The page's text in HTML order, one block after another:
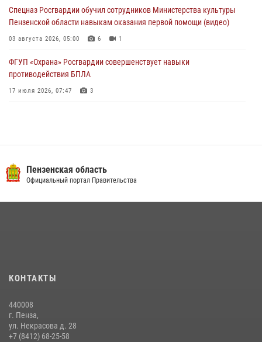
Спецназ Росгвардии обучил сотрудников Министерства культуры
Пензенской области навыкам оказания первой помощи (видео)
03 августа 2026, 05:00 6 1
ФГУП «Охрана» Росгвардии совершенствует навыки
противодействия БПЛА
17 июля 2026, 07:47 3
Военнослужащие Росгвардии в Заречном приняли участие в
просветительской лекции Общества «Знание»
сборов «Гвардеец» с вооружением и техникой Росгвардии
Начальник Управления Росгвардии по Пензенской области Павел
Пучков посетил 55-й Всероссийский Лермонтовский праздник
Пензенская область
Официальный портал Правительства
КОНТАКТЫ
440008
г. Пенза,
ул. Некрасова д. 28
+7 (8412) 68-25-58